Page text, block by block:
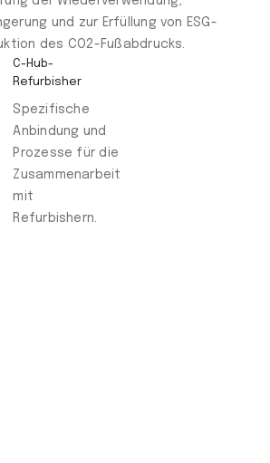
und zur Erfüllung von ESG-
des CO2-Fußabdrucks.
C-Hub-
Refurbisher
Spezifische
Anbindung und
Prozesse für die
Zusammenarbeit
mit
Refurbishern.